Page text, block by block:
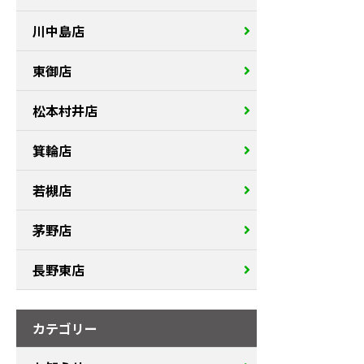
川中島店
東御店
松本村井店
箕輪店
若槻店
茅野店
長野東店
カテゴリー